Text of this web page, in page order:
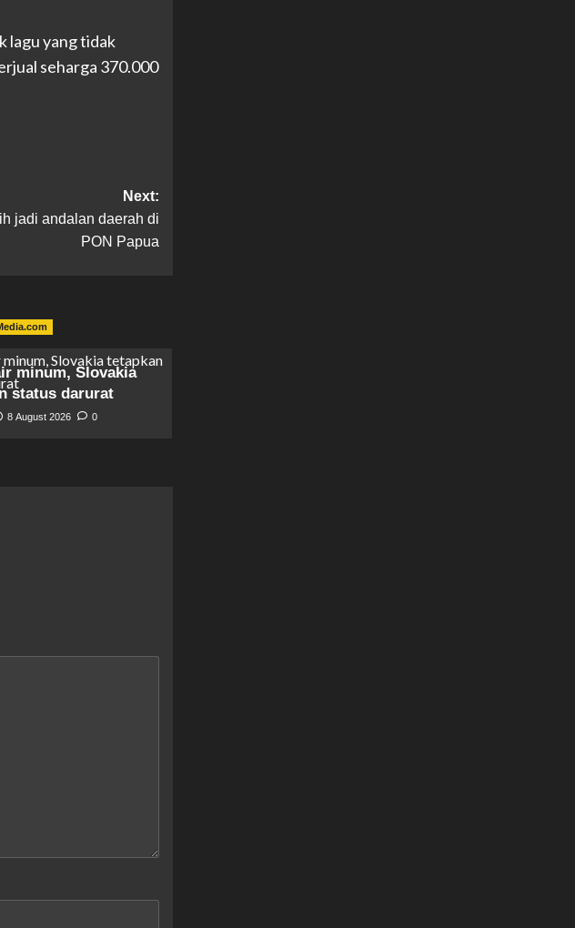
lagu yang tidak
seharga 370.000
Next:
jadi andalan daerah di
PON Papua
minum, Slovakia
status darurat
8 August 2026 0